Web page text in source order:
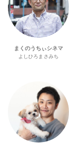
まくのうちぃシネマ
よしひろまさみち